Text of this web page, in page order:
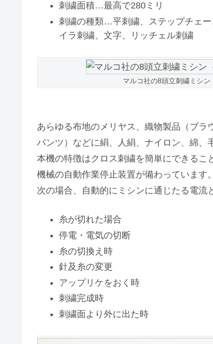
刺繍面積…最高で280ミリ
刺繍の種類…平刺繍、ステップチェー
イラ刺繍、文字、リッチェル刺繍
マルコ社の8頭立刺繍ミシン
あらゆる布地のメリヤス、織物製品（ブラ
パンツ）などに絹、人絹、ナイロン、綿、
本機の特徴はクロス刺繍を簡単にできるこ
機械の自動作業停止装置が備わっています。
次の場合、自動的にミシンに通じたる電流
糸が切れた場合
停電・電気の切断
糸の切換え時
針及糸の変更
アップリケをおく時
刺繍完成時
刺繍面より外に出た時